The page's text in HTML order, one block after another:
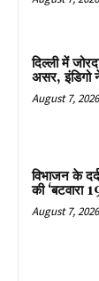
दिल्ली में
असर, इंडिगो
August 7, 2026
विभाजन के
की ‘बटवारा
August 7, 2026